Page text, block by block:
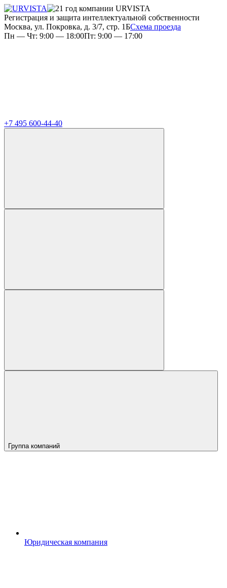
Регистрация и защита интеллектуальной собственности
Москва, ул. Покровка, д. 3/7, стр. 1БСхема проезда
Пн — Чт: 9:00 — 18:00Пт: 9:00 — 17:00
+7 495 600-44-40
Группа компаний
Юридическая компания